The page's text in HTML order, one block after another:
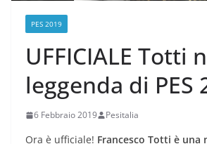
PES 2019
UFFICIALE Totti
leggenda di PES
6 Febbraio 2019 Pesitalia
Ora è ufficiale! Francesco Totti è una